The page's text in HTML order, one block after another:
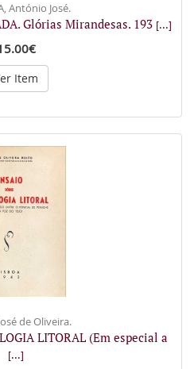
António José.
Glórias Mirandesas. 193 [...]
Item
de Oliveira.
LITORAL (Em especial a
[...]